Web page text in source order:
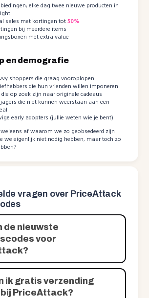
elke dag twee nieuwe producten in
sales met kortingen tot50%
bij meerdere items
met extra value
en demografie
shoppers die graag vooroplopen
die hun vrienden willen imponeren
op zoek zijn naar originele cadeaus
die niet kunnen weerstaan aan een
early adopters (jullie weten wie je bent)
af waarom we zo geobsedeerd zijn
we eigenlijk niet nodig hebben, maar toch zo
vragen over PriceAttack
de nieuwste
voor
ik gratis verzending
PriceAttack?